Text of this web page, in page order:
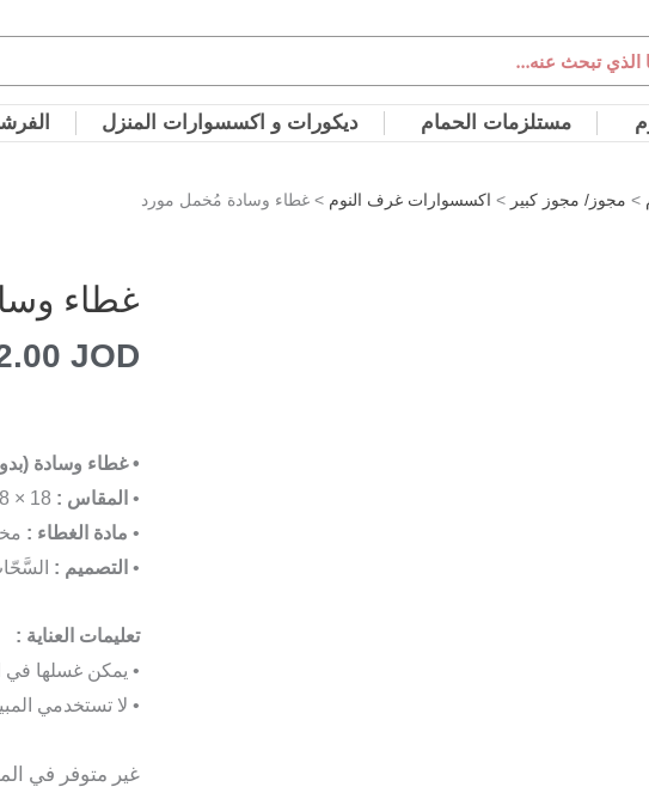
مستلزمات الحمام ديكورات و اكسسوارات المنزل
> مجوز/ مجوز كبير > اكسسوارات غرف النوم > غطاء وسادة مُخمل مورد
غطاء
JOD
• غطاء وسادة
• المقاس :
• مادة الغطاء :
• التصميم :
تعليمات العناية :
• يمكن غسلها في
• لا تستخدمي
غير متوفر في